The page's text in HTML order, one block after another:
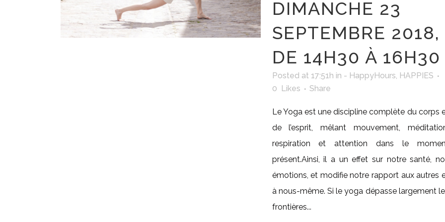
DIMANCHE 23
SEPTEMBRE 2018,
DE 14H30 À 16H30
Posted at 17:51h in - HappyHours, HAPPIES
0 Likes Share
Le Yoga est une discipline complète du corps
de l’esprit, mêlant mouvement,
respiration et attention dans le
présent.Ainsi, il a un effet sur notre santé,
émotions, et modifie notre rapport aux autres
à nous-même. Si le yoga dépasse largement
frontières...